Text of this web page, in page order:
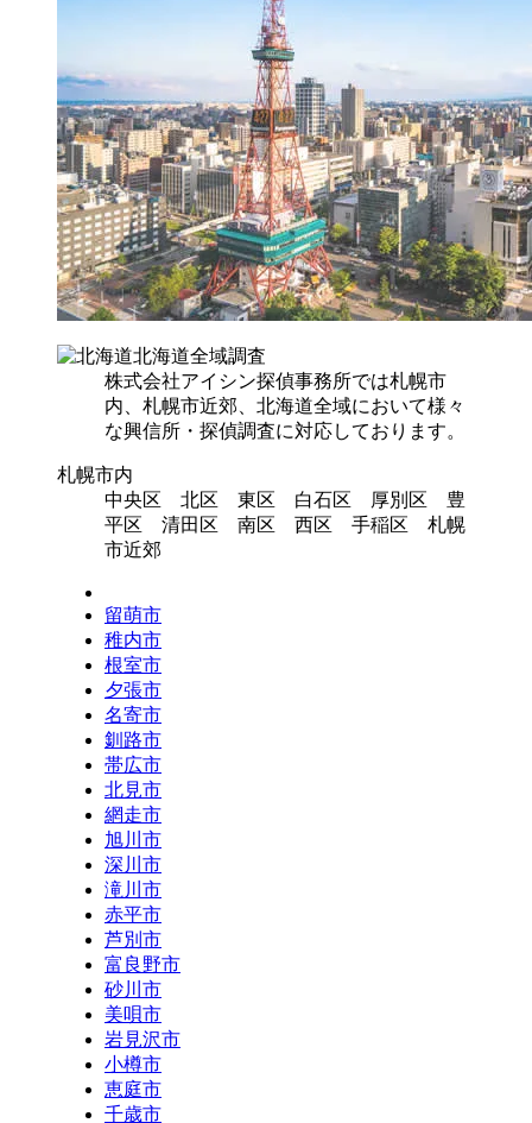
北海道全域調査
株式会社アイシン探偵事務所では札幌市
内、札幌市近郊、北海道全域において様々
な興信所・探偵調査に対応しております。
札幌市内
中央区 北区 東区 白石区 厚別区 豊
平区 清田区 南区 西区 手稲区 札幌
市近郊
留萌市
稚内市
根室市
夕張市
名寄市
釧路市
帯広市
北見市
網走市
旭川市
深川市
滝川市
赤平市
芦別市
富良野市
砂川市
美唄市
岩見沢市
小樽市
恵庭市
千歳市